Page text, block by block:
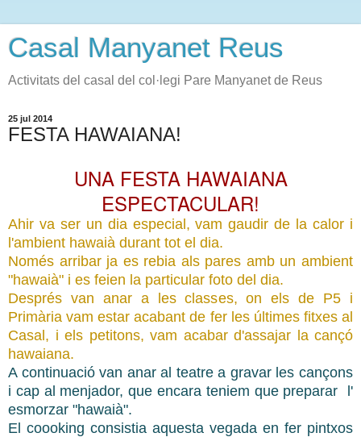
Casal Manyanet Reus
Activitats del casal del col·legi Pare Manyanet de Reus
25 jul 2014
FESTA HAWAIANA!
UNA FESTA HAWAIANA
ESPECTACULAR!
Ahir va ser un dia especial, vam gaudir de la calor i
l'ambient hawaià durant tot el dia.
Només arribar ja es rebia als pares amb un ambient
"hawaià" i es feien la particular foto del dia.
Després van anar a les classes, on els de P5 i
Primària vam estar acabant de fer les últimes fitxes al
Casal, i els petitons, vam acabar d'assajar la cançó
hawaiana.
A continuació van anar al teatre a gravar les cançons
i cap al menjador, que encara teniem que preparar l'
esmorzar "hawaià".
El coooking consistia aquesta vegada en fer pintxos